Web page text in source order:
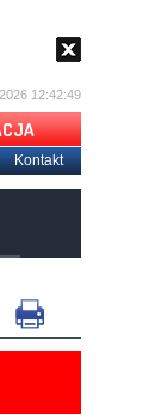
12:42:50
Kontakt